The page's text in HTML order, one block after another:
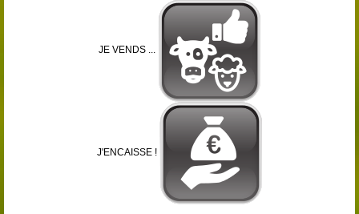
JE VENDS ...
J'ENCAISSE !